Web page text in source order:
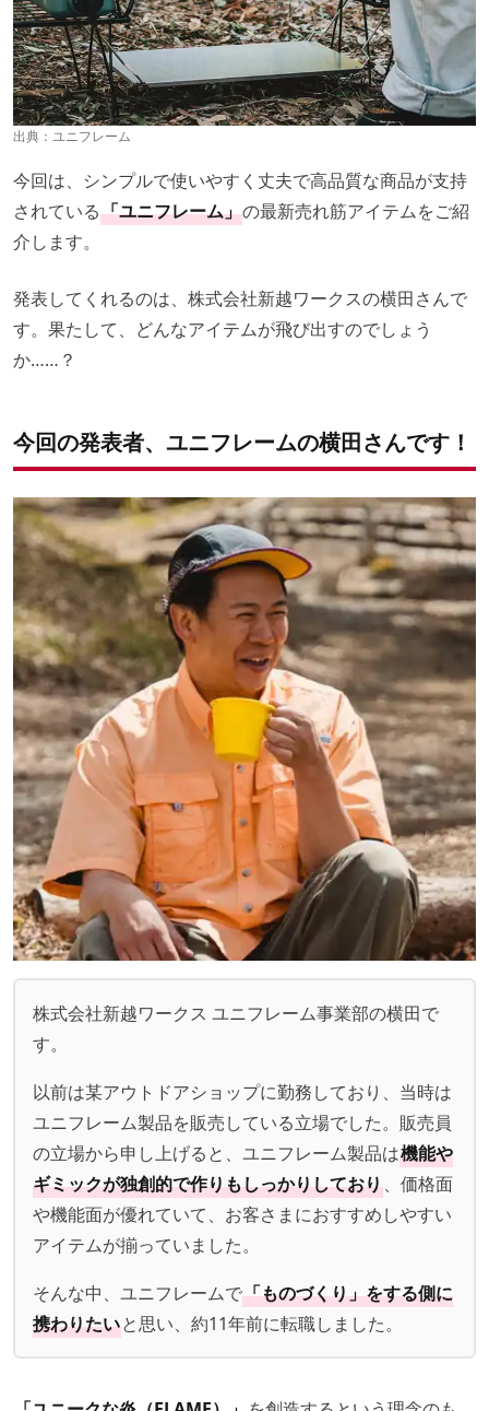
出典： ユニフレーム
今回は、シンプルで使いやすく丈夫で高品質な商品が支持
されている「ユニフレーム」の最新売れ筋アイテムをご紹
介します。
発表してくれるのは、株式会社新越ワークスの横田さんで
す。果たして、どんなアイテムが飛び出すのでしょう
か……？
今回の発表者、ユニフレームの横田さんです！
株式会社新越ワークス ユニフレーム事業部の横田で
す。
以前は某アウトドアショップに勤務しており、当時は
ユニフレーム製品を販売している立場でした。販売員
の立場から申し上げると、ユニフレーム製品は機能や
ギミックが独創的で作りもしっかりしており、価格面
や機能面が優れていて、お客さまにおすすめしやすい
アイテムが揃っていました。
そんな中、ユニフレームで「ものづくり」をする側に
携わりたいと思い、約11年前に転職しました。